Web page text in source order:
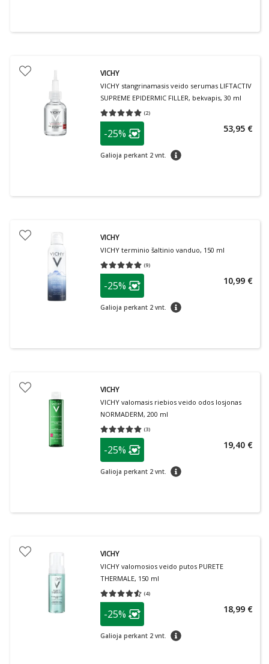
VICHY
VICHY stangrinamasis veido serumas LIFTACTIV
SUPREME EPIDERMIC FILLER, bekvapis, 30 ml
(2)
Vidutinis įvertinimas 5.00
patarimas
Lojalumo klubo narių nuolaida
-25%
Galioja perkant 2 vnt. patarimas
53,95 €
VICHY
VICHY terminio šaltinio vanduo, 150 ml
(9)
Vidutinis įvertinimas 5.00
patarimas
Lojalumo klubo narių nuolaida
-25%
Galioja perkant 2 vnt. patarimas
10,99 €
VICHY
VICHY valomasis riebios veido odos losjonas
NORMADERM, 200 ml
(3)
Vidutinis įvertinimas 5.00
patarimas
Lojalumo klubo narių nuolaida
-25%
Galioja perkant 2 vnt. patarimas
19,40 €
VICHY
VICHY valomosios veido putos PURETE
THERMALE, 150 ml
(4)
Vidutinis įvertinimas 4.50
patarimas
Lojalumo klubo narių nuolaida
-25%
Galioja perkant 2 vnt. patarimas
18,99 €